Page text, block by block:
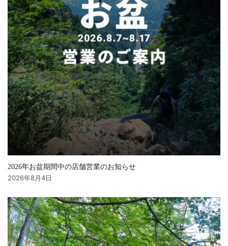
2026年お盆期間中の店舗営業のお知らせ
2026年8月4日